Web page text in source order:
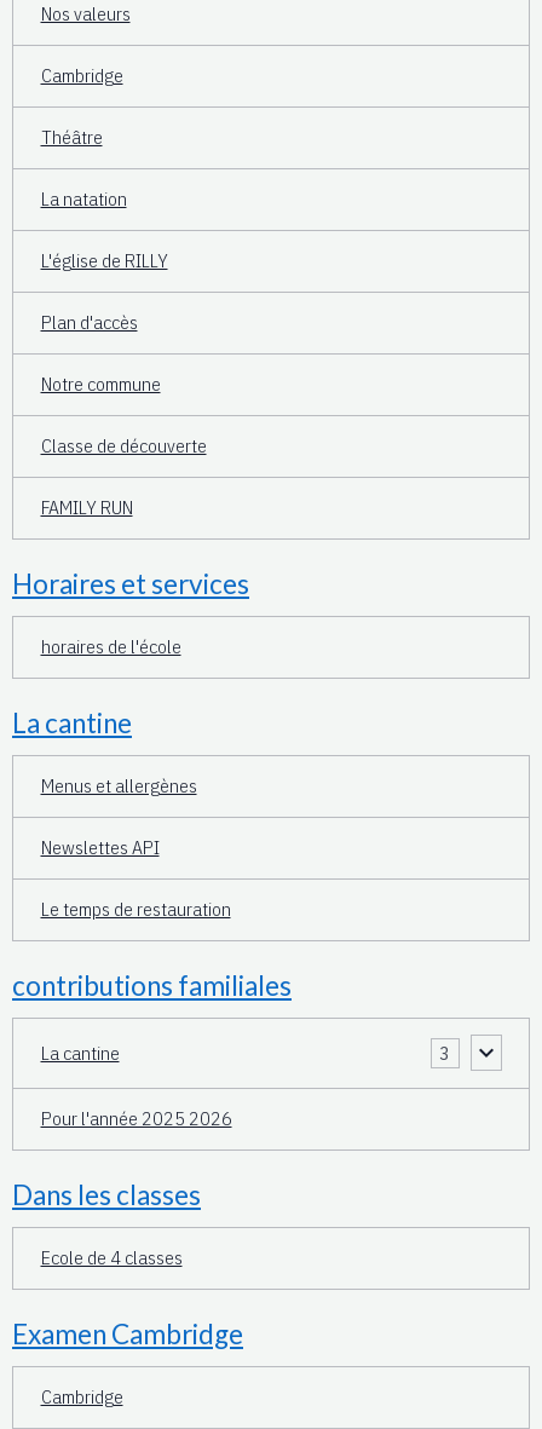
Nos valeurs
Cambridge
Théâtre
La natation
L'église de RILLY
Plan d'accès
Notre commune
Classe de découverte
FAMILY RUN
Horaires et services
horaires de l'école
La cantine
Menus et allergènes
Newslettes API
Le temps de restauration
contributions familiales
La cantine 3
Pour l'année 2025 2026
Dans les classes
Ecole de 4 classes
Examen Cambridge
Cambridge